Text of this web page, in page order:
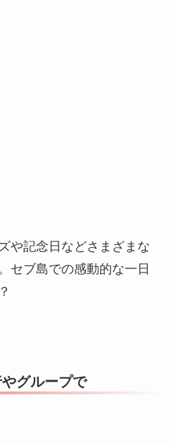
や記念日などさまざまな
セブ島での感動的な一日
グループで